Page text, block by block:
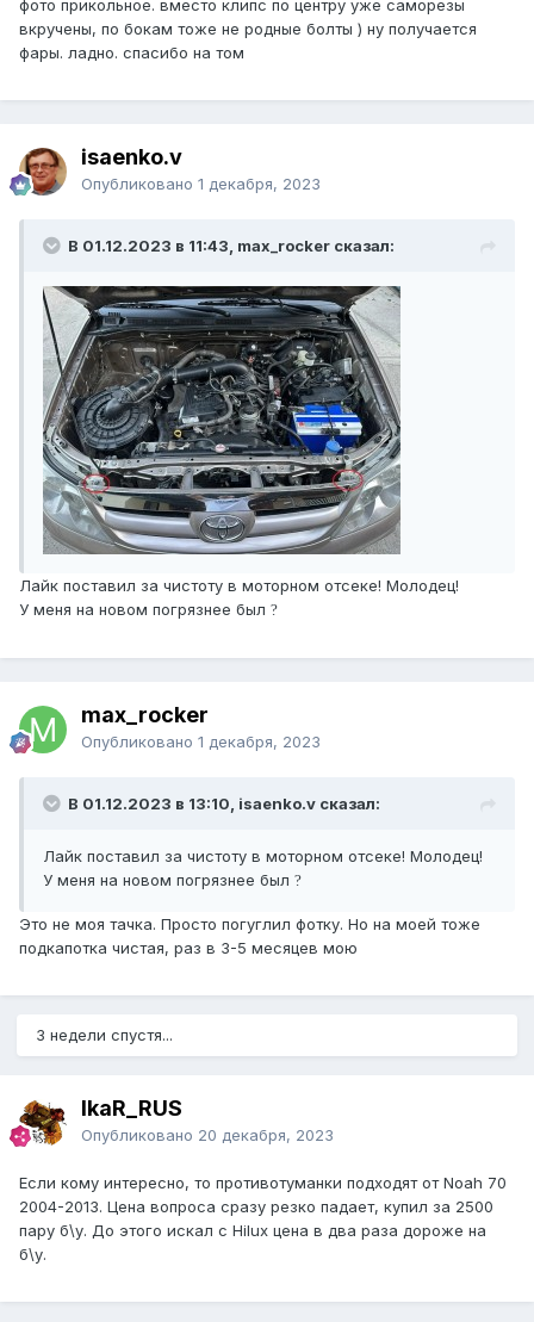
фото прикольное. вместо клипс по центру уже саморезы
вкручены, по бокам тоже не родные болты ) ну получается
фары. ладно. спасибо на том
isaenko.v
Опубликовано 1 декабря, 2023
В 01.12.2023 в 11:43, max_rocker сказал:
Лайк поставил за чистоту в моторном отсеке! Молодец!
У меня на новом погрязнее был ?
max_rocker
Опубликовано 1 декабря, 2023
В 01.12.2023 в 13:10, isaenko.v сказал:
Лайк поставил за чистоту в моторном отсеке! Молодец!
У меня на новом погрязнее был ?
Это не моя тачка. Просто погуглил фотку. Но на моей тоже
подкапотка чистая, раз в 3-5 месяцев мою
3 недели спустя...
IkaR_RUS
Опубликовано 20 декабря, 2023
Если кому интересно, то противотуманки подходят от Noah 70
2004-2013. Цена вопроса сразу резко падает, купил за 2500
пару б\у. До этого искал с Hilux цена в два раза дороже на
б\у.